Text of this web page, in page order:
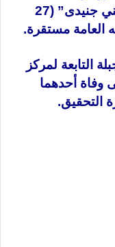
(35 سنة) جثة هامدة، و”محمد حسني جنيدى” (27
العامة مستقرة.
التابعة لمركز
وفاة أحدهما
التحقيق.